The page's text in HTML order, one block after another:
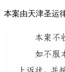
本案由天津圣运